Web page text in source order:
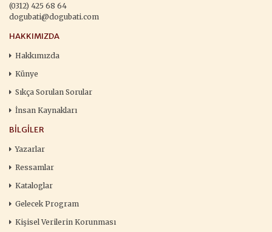
(0312) 425 68 64
dogubati@dogubati.com
HAKKIMIZDA
Hakkımızda
Künye
Sıkça Sorulan Sorular
İnsan Kaynakları
BILGILER
Yazarlar
Ressamlar
Kataloglar
Gelecek Program
Kişisel Verilerin Korunması